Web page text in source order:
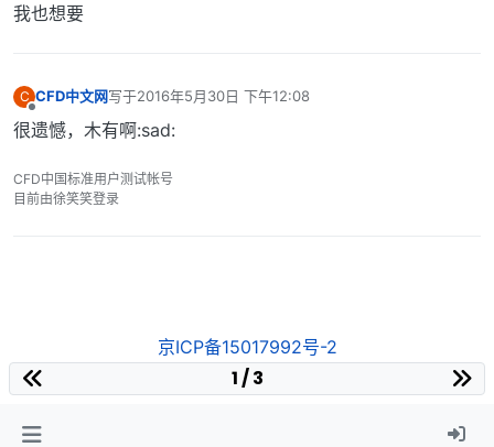
我也想要
C CFD中文网写于2016年5月30日 下午12:08
最后由 编辑
很遗憾，木有啊:sad:
CFD中国标准用户测试帐号
目前由徐笑笑登录
京ICP备15017992号-2
1 / 3